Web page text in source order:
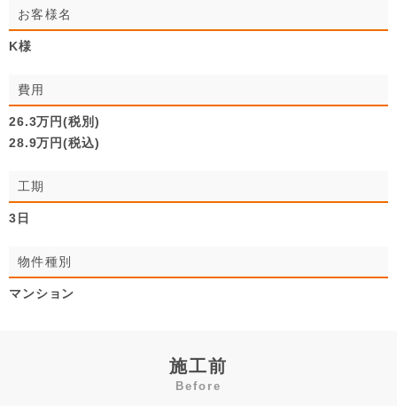
お客様名
K様
費用
26.3万円(税別)
28.9万円(税込)
工期
3日
物件種別
マンション
施工前
Before